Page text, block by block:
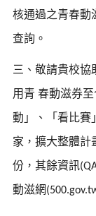
核通過之青春動
查詢。
三、敬請貴校協
用青 春動滋券
動」、「看比賽
家，擴大整體計
份，其餘資訊
動滋網